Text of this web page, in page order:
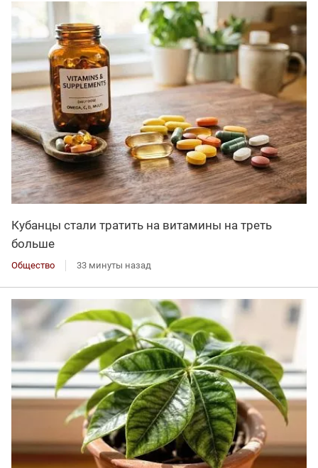
Кубанцы стали тратить на витамины на треть
больше
Общество 33 минуты назад